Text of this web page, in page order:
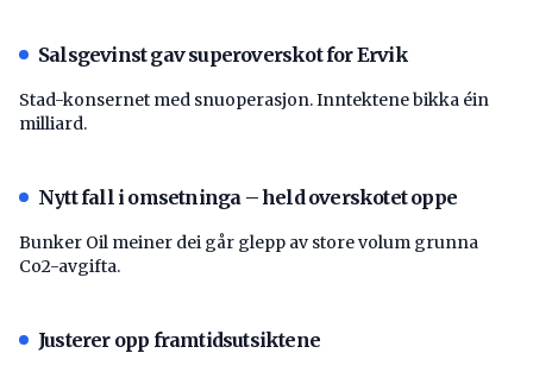
Salsgevinst gav superoverskot for Ervik
Stad-konsernet med snuoperasjon. Inntektene bikka éin
milliard.
Nytt fall i omsetninga – held overskotet oppe
Bunker Oil meiner dei går glepp av store volum grunna
Co2-avgifta.
Justerer opp framtidsutsiktene